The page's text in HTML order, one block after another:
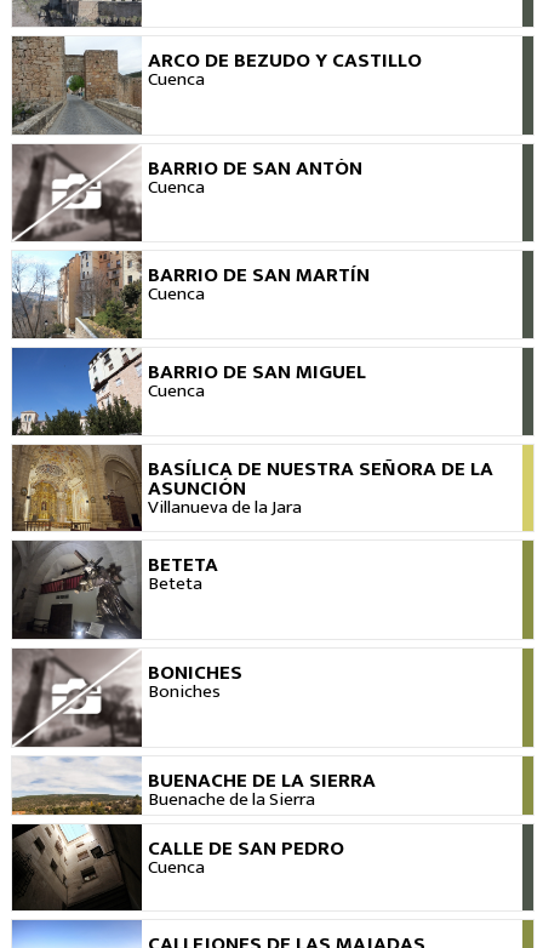
ARCO DE BEZUDO Y CASTILLO
Cuenca VER
BARRIO DE SAN ANTÓN
Cuenca VER
BARRIO DE SAN MARTÍN
Cuenca VER
BARRIO DE SAN MIGUEL
Cuenca VER
BASÍLICA DE NUESTRA SEÑORA DE LA
ASUNCIÓN
Villanueva de la Jara
VER
BETETA
Beteta
BONICHES
Boniches
BUENACHE DE LA SIERRA
Buenache de la Sierra
VER
CALLE DE SAN PEDRO
Cuenca VER